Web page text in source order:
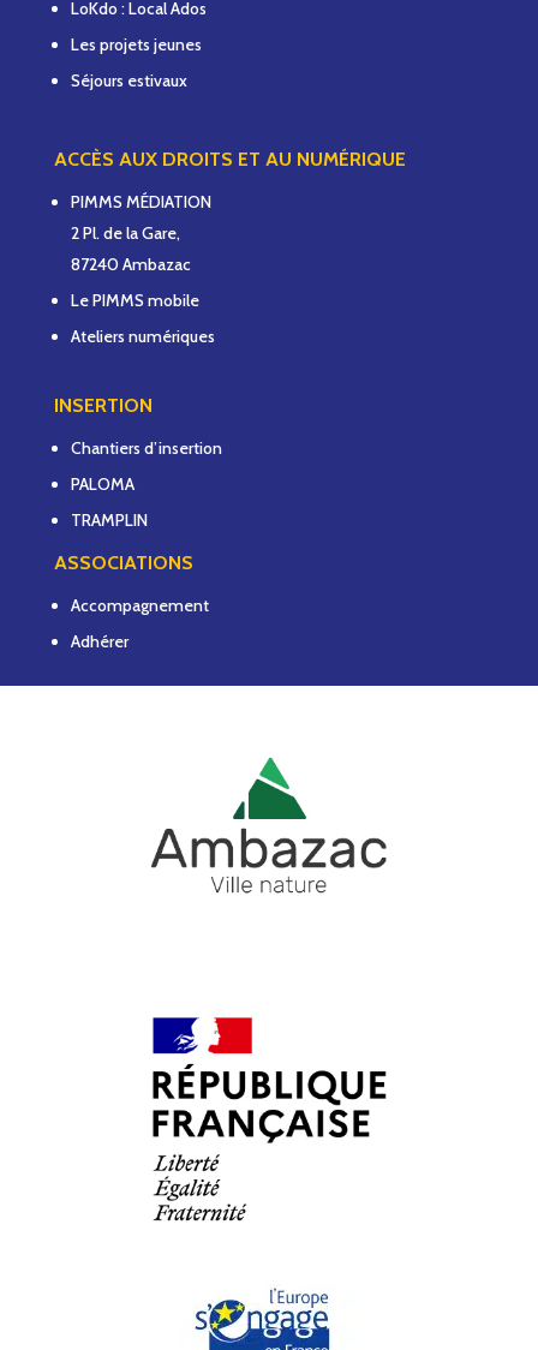
LoKdo : Local Ados
Les projets jeunes
Séjours estivaux
ACCÈS AUX DROITS ET AU NUMÉRIQUE
PIMMS MÉDIATION
2 Pl. de la Gare,
87240 Ambazac
Le PIMMS mobile
Ateliers numériques
INSERTION
Chantiers d’insertion
PALOMA
TRAMPLIN
ASSOCIATIONS
Accompagnement
Adhérer